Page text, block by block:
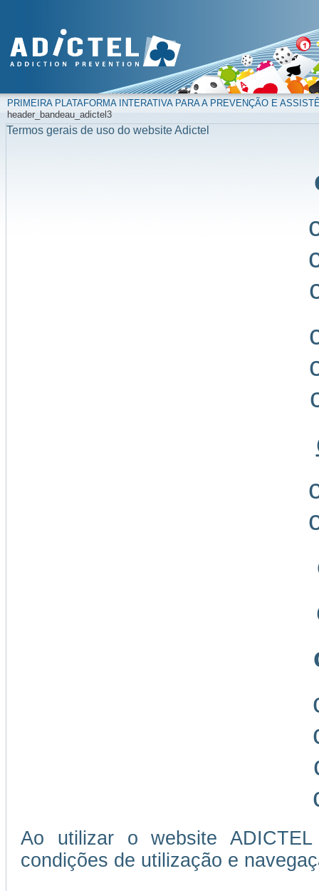
PRIMEIRA PLATAFORMA INTERATIVA PARA A PREVENÇÃO E
header_bandeau_adictel3
Termos gerais de uso do website Adictel
Ao utilizar o website
condições de utilização e